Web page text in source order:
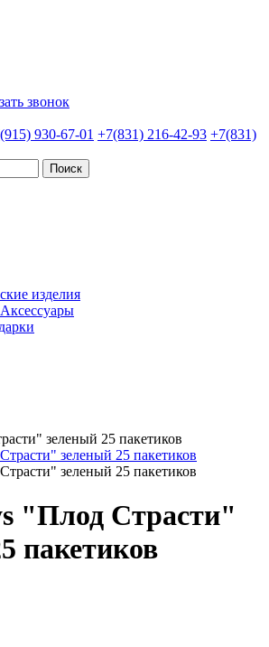
звонок
930-67-01 +7(831) 216-42-93 +7(831)
изделия
Аксессуары
зеленый 25 пакетиков
"Плод Страсти"
пакетиков